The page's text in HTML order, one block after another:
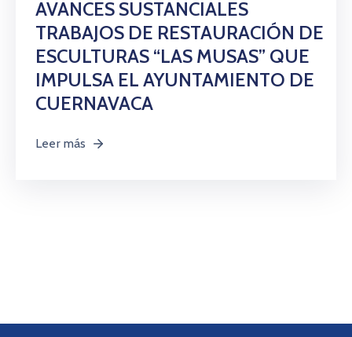
AVANCES SUSTANCIALES
TRABAJOS DE RESTAURACIÓN DE
ESCULTURAS “LAS MUSAS” QUE
IMPULSA EL AYUNTAMIENTO DE
CUERNAVACA
Leer más